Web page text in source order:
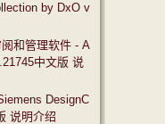
by DxO v
和管理软件 - A
中文版 说
DesignC
说明介绍